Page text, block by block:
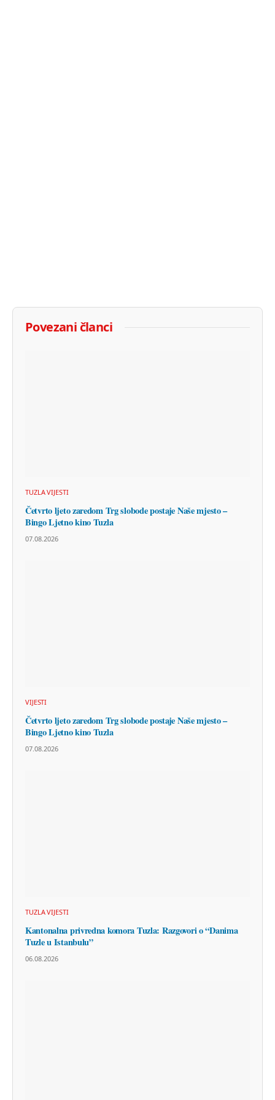
Povezani članci
TUZLA VIJESTI
Četvrto ljeto zaredom Trg slobode postaje Naše mjesto –
Bingo Ljetno kino Tuzla
07.08.2026
VIJESTI
Četvrto ljeto zaredom Trg slobode postaje Naše mjesto –
Bingo Ljetno kino Tuzla
07.08.2026
TUZLA VIJESTI
Kantonalna privredna komora Tuzla: Razgovori o “Danima
Tuzle u Istanbulu”
06.08.2026